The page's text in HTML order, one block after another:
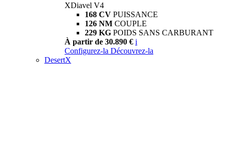
XDiavel V4
168 CV PUISSANCE
126 NM COUPLE
229 KG POIDS SANS CARBURANT
À partir de 30.890 € i
Configurez-la Découvrez-la
DesertX